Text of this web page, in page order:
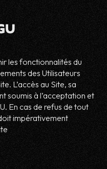
les fonctionnalités du
des Utilisateurs
L’accès au Site, sa
soumis à l’acceptation et
En cas de refus de tout
impérativement